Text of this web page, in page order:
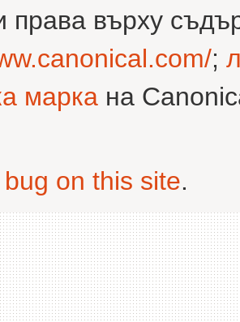
права върху
;
марка на
on this site.